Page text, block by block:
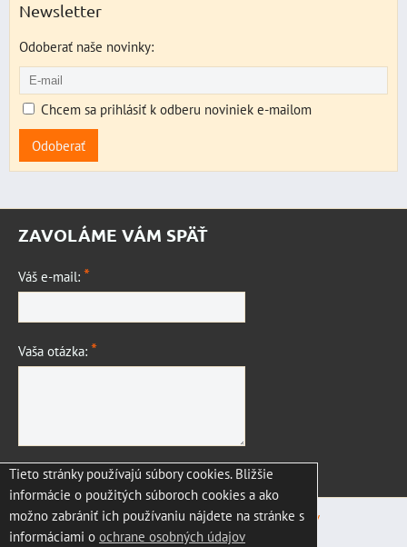
Newsletter
Odoberať naše novinky:
Chcem sa prihlásiť k odberu noviniek e-mailom
Odoberať
ZAVOLÁME VÁM SPÄŤ
Váš e-mail: *
Vaša otázka: *
Odoslať
Predvoľby súkromia
Zásady ochrany osobných údajov
Tieto stránky používajú súbory cookies. Bližšie
informácie o použitých súboroch cookies a ako
možno zabrániť ich používaniu nájdete na stránke s
informáciami o ochrane osobných údajov